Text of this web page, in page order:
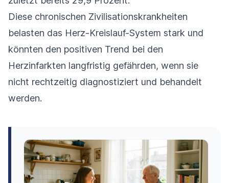
Diese chronischen Zivilisationskrankheiten
belasten das Herz-Kreislauf-System stark und
könnten den positiven Trend bei den
Herzinfarkten langfristig gefährden, wenn sie
nicht rechtzeitig diagnostiziert und behandelt
werden.